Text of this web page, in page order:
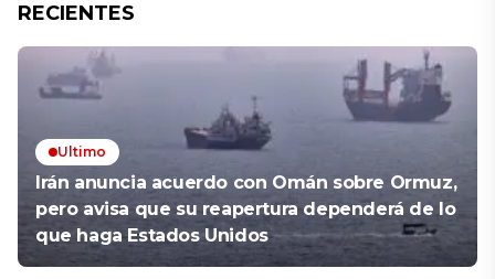
RECIENTES
Ultimo
Irán anuncia acuerdo con Omán sobre Ormuz,
pero avisa que su reapertura dependerá de lo
que haga Estados Unidos